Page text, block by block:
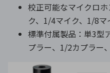
校正可能なマイクロ
ク、1/4マイク、1/8マ
標準付属製品：単3型
プラー、1/2カプラー